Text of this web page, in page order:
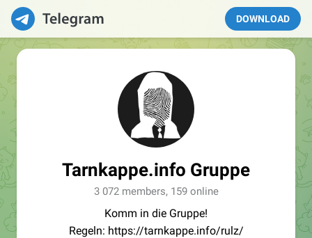
DOWNLOAD
Tarnkappe.info Gruppe
3 072 members, 159 online
Komm in die Gruppe!
Regeln: https://tarnkappe.info/rulz/